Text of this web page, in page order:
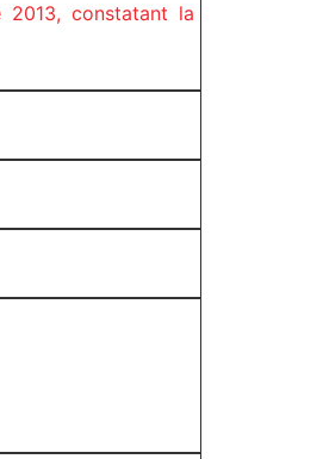
2013, constatant la